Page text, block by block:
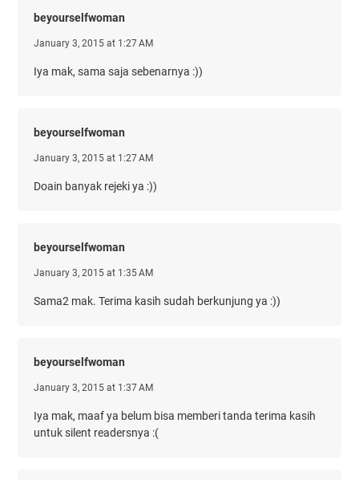
beyourselfwoman
January 3, 2015 at 1:27 AM
Iya mak, sama saja sebenarnya :))
beyourselfwoman
January 3, 2015 at 1:27 AM
Doain banyak rejeki ya :))
beyourselfwoman
January 3, 2015 at 1:35 AM
Sama2 mak. Terima kasih sudah berkunjung ya :))
beyourselfwoman
January 3, 2015 at 1:37 AM
Iya mak, maaf ya belum bisa memberi tanda terima kasih
untuk silent readersnya :(